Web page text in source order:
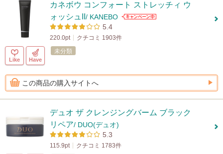
カネボウ コンフォート ストレッチィ ウ
ォッシュII / KANEBO
5.4
220.0pt クチコミ 1903件
Like Have
未分類
この商品の購入サイトへ
デュオ ザ クレンジングバーム ブラック
リペア/ DUO(デュオ)
5.3
115.9pt クチコミ 1783件